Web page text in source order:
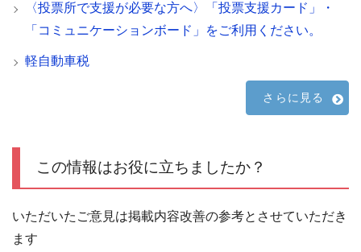
〈投票所で支援が必要な方へ〉「投票支援カード」・
「コミュニケーションボード」をご利用ください。
軽自動車税
さらに見る
この情報はお役に立ちましたか？
いただいたご意見は掲載内容改善の参考とさせていただき
ます